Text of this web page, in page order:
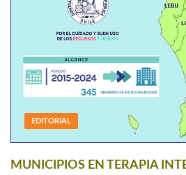
EDITORIAL
MUNICIPIOS EN TERAPIA